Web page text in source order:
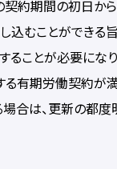
約期間の初日か
込むことができる
ることが必要にな
有期労働契約が
合は、更新の都度